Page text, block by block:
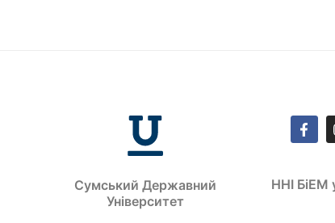
Сумський Державний
Університет
ННІ БіЕМ